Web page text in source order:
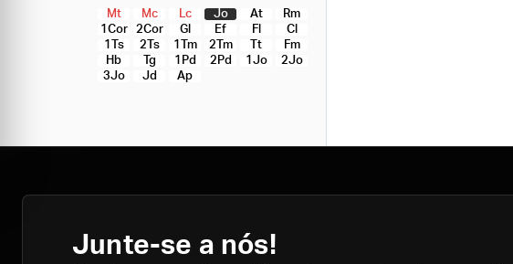
Mt Mc Lc Jo At
Rm
1Cor
2Cor Gl Ef Fl
Cl
1Ts
2Ts 1Tm 2Tm Tt
Fm
Hb
Tg 1Pd 2Pd 1Jo
2Jo
3Jo
Jd Ap
Junte-se a nós!